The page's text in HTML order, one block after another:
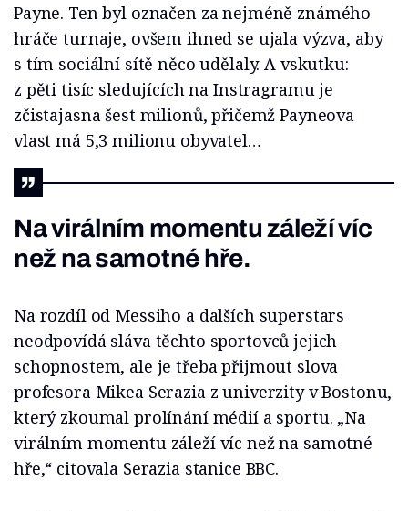
Payne. Ten byl označen za nejméně známého
hráče turnaje, ovšem ihned se ujala výzva, aby
s tím sociální sítě něco udělaly. A vskutku:
z pěti tisíc sledujících na Instragramu je
zčistajasna šest milionů, přičemž Payneova
vlast má 5,3 milionu obyvatel…
Na virálním momentu záleží víc
než na samotné hře.
Na rozdíl od Messiho a dalších superstars
neodpovídá sláva těchto sportovců jejich
schopnostem, ale je třeba přijmout slova
profesora Mikea Serazia z univerzity v Bostonu,
který zkoumal prolínání médií a sportu. „Na
virálním momentu záleží víc než na samotné
hře,“ citovala Serazia stanice BBC.